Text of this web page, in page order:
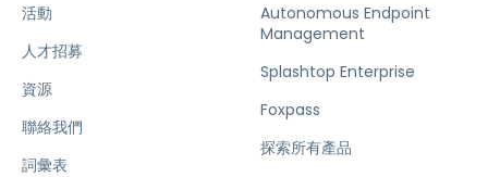
活動
人才招募
資源
聯絡我們
詞彙表
Autonomous Endpoint
Management
Splashtop Enterprise
Foxpass
探索所有產品